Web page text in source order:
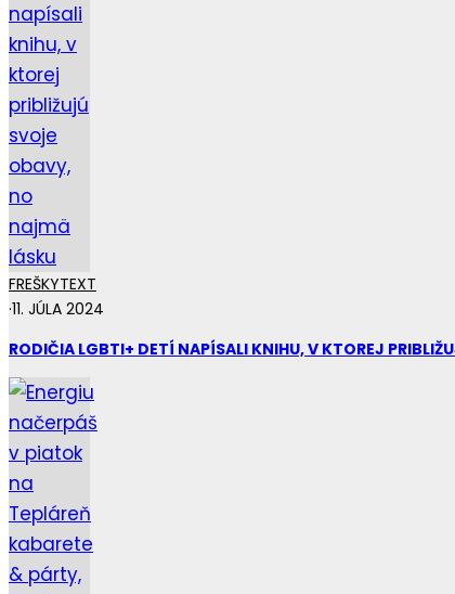
FREŠKYTEXT
·11. JÚLA 2024
RODIČIA LGBTI+ DETÍ NAPÍSALI KNIHU, V KTOREJ